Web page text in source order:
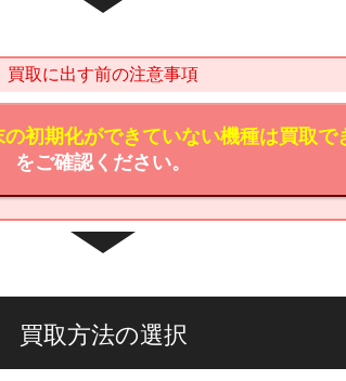
買取に出す前の注意事項
初期化ができていない機種は買取で
をご確認ください。
買取方法の選択